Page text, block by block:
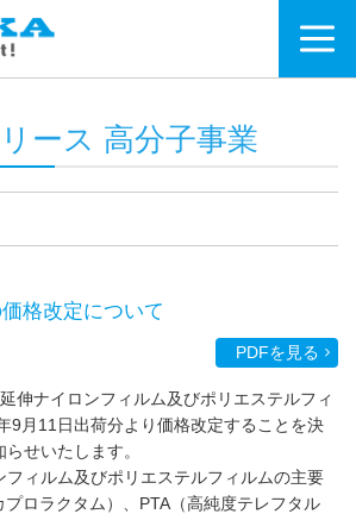
ース 高分子事業
格改定について
PDFを見る
伸ナイロンフィルム及びポリエステルフィ
9月11日出荷分より価格改定することを決
せいたします。
ィルム及びポリエステルフィルムの主要
プロラクタム）、PTA（高純度テレフタル